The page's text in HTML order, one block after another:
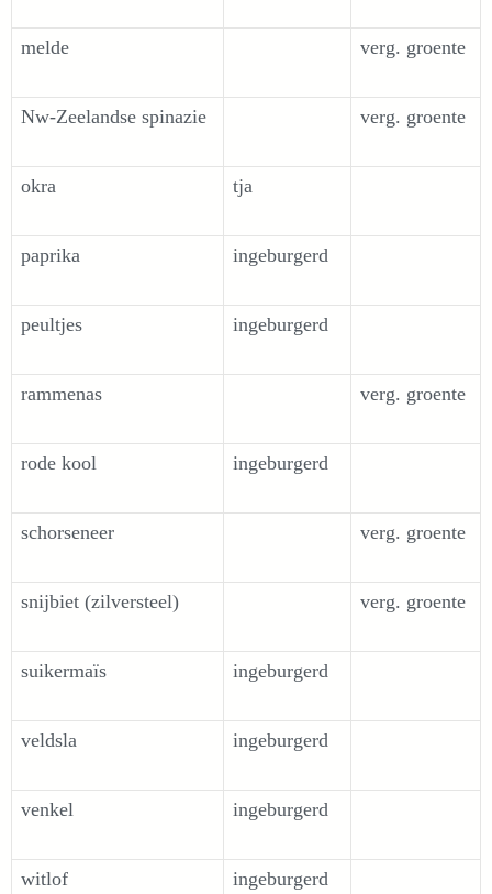
melde verg. groente
Nw-Zeelandse spinazie verg. groente
okra tja
paprika ingeburgerd
peultjes ingeburgerd
rammenas verg. groente
rode kool ingeburgerd
schorseneer verg. groente
snijbiet (zilversteel) verg. groente
suikermaïs ingeburgerd
veldsla ingeburgerd
venkel ingeburgerd
witlof ingeburgerd